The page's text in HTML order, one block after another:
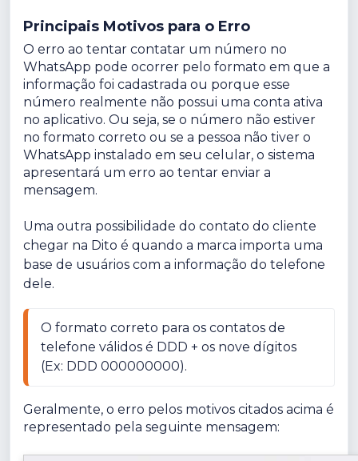
Principais Motivos para o Erro
O erro ao tentar contatar um número no
WhatsApp pode ocorrer pelo formato em que a
informação foi cadastrada ou porque esse
número realmente não possui uma conta ativa
no aplicativo. Ou seja, se o número não estiver
no formato correto ou se a pessoa não tiver o
WhatsApp instalado em seu celular, o sistema
apresentará um erro ao tentar enviar a
mensagem.
Uma outra possibilidade do contato do cliente
chegar na Dito é quando a marca importa uma
base de usuários com a informação do telefone
dele.
O formato correto para os contatos de
telefone válidos é DDD + os nove dígitos
(Ex: DDD 000000000).
Geralmente, o erro pelos motivos citados acima é
representado pela seguinte mensagem: